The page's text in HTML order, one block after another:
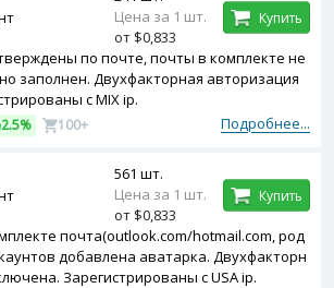
по почте, почты в комплекте не
заполнен. Двухфакторная авторизация
с MIX ip.
Подробнее...
2.5% 100+
Цена за 1 шт.
от $0,833
Купить
почта(outlook.com/hotmail.com, род
добавлена аватарка. Двухфакторн
Зарегистрированы с USA ip.
561 шт.
Цена за 1 шт.
от $0,833
Купить